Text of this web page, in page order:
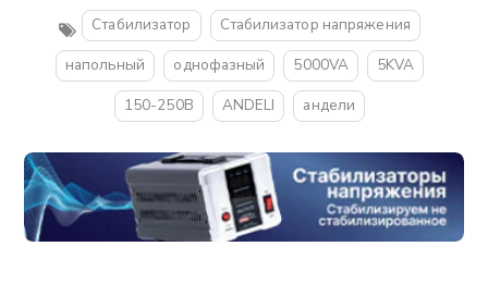
Стабилизатор
Стабилизатор напряжения
напольный
однофазный 5000VA
5KVA
150-250В
ANDELI андели